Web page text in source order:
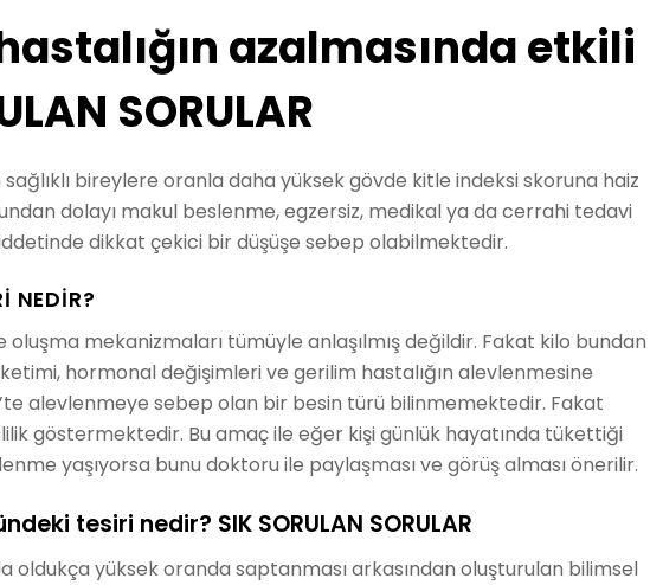
azalmasında etkili
SORULAR
bireylere oranla daha yüksek gövde kitle indeksi skoruna haiz
dolayı makul beslenme, egzersiz, medikal ya da cerrahi tedavi
dikkat çekici bir düşüşe sebep olabilmektedir.
NEDIR?
oluşma mekanizmaları tümüyle anlaşılmış değildir. Fakat kilo bundan
hormonal değişimleri ve gerilim hastalığın alevlenmesine
alevlenmeye sebep olan bir besin türü bilinmemektedir. Fakat
göstermektedir. Bu amaç ile eğer kişi günlük hayatında tükettiği
yaşıyorsa bunu doktoru ile paylaşması ve görüş alması önerilir.
tesiri nedir? SIK SORULAN SORULAR
oldukça yüksek oranda saptanması arkasından oluşturulan bilimsel